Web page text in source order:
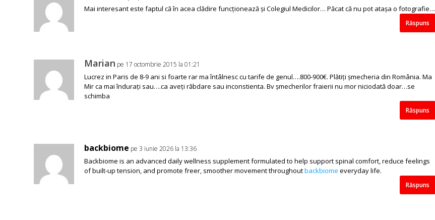
Mai interesant este faptul că în acea clădire funcționează și Colegiul Medicilor… Păcat că nu pot atașa o fotografie…
Răspuns
Marian pe 17 octombrie 2015 la 01:21
Lucrez in Paris de 8-9 ani si foarte rar ma întâlnesc cu tarife de genul….800-900€. Plătiți șmecheria din România. Ma
Mir ca mai îndurați sau….ca aveți răbdare sau inconstienta. Bv șmecherilor fraierii nu mor niciodată doar…se
schimba
Răspuns
backbiome pe 3 iunie 2026 la 13:36
Backbiome is an advanced daily wellness supplement formulated to help support spinal comfort, reduce feelings
of built-up tension, and promote freer, smoother movement throughoutbackbiome everyday life.
Răspuns